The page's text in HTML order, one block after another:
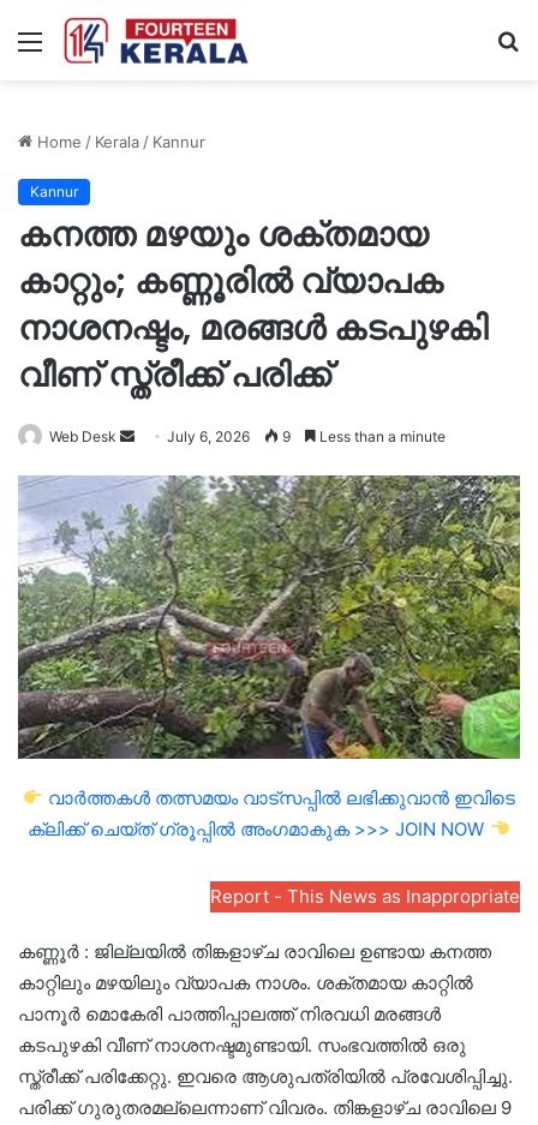
Menu
Home / Kerala/ Kannur
Kannur
കനത്ത മഴയും ശക്തമായ
കാറ്റും; കണ്ണൂരിൽ വ്യാപക
നാശനഷ്ടം, മരങ്ങൾ കടപുഴകി
വീണ് സ്ത്രീക്ക് പരിക്ക്
Web Desk
Send
email
July 6, 2026 9 Less than a minute
വാർത്തകൾ തത്സമയം വാട്സപ്പിൽ ലഭിക്കുവാൻ ഇവിടെ
ക്ലിക്ക് ചെയ്ത് ഗ്രൂപ്പിൽ അംഗമാകുക >>> JOIN NOW
Report - This News as Inappropriate
കണ്ണൂർ : ജില്ലയിൽ തിങ്കളാഴ്ച രാവിലെ ഉണ്ടായ കനത്ത
കാറ്റിലും മഴയിലും വ്യാപക നാശം. ശക്തമായ കാറ്റിൽ
പാനൂർ മൊകേരി പാത്തിപ്പാലത്ത് നിരവധി മരങ്ങൾ
കടപുഴകി വീണ് നാശനഷ്ടമുണ്ടായി. സംഭവത്തിൽ ഒരു
സ്ത്രീക്ക് പരിക്കേറ്റു. ഇവരെ ആശുപത്രിയിൽ പ്രവേശിപ്പിച്ചു.
പരിക്ക് ഗുരുതരമല്ലെന്നാണ് വിവരം. തിങ്കളാഴ്ച രാവിലെ 9